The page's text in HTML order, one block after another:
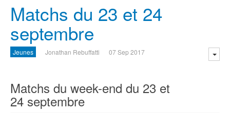
Matchs du 23 et 24
septembre
Jeunes Jonathan Rebuffatti 07 Sep 2017
Matchs du week-end du 23 et
24 septembre